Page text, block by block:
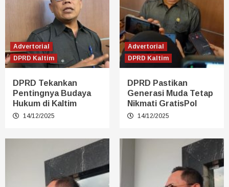
Advertorial
DPRD Kaltim
DPRD Tekankan
Pentingnya Budaya
Hukum di Kaltim
14/12/2025
Advertorial
DPRD Kaltim
DPRD Pastikan
Generasi Muda Tetap
Nikmati GratisPol
14/12/2025